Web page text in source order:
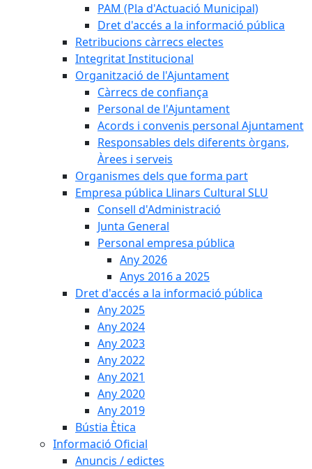
PAM (Pla d'Actuació Municipal)
Dret d'accés a la informació pública
Retribucions càrrecs electes
Integritat Institucional
Organització de l'Ajuntament
Càrrecs de confiança
Personal de l'Ajuntament
Acords i convenis personal Ajuntament
Responsables dels diferents òrgans,
Àrees i serveis
Organismes dels que forma part
Empresa pública Llinars Cultural SLU
Consell d'Administració
Junta General
Personal empresa pública
Any 2026
Anys 2016 a 2025
Dret d'accés a la informació pública
Any 2025
Any 2024
Any 2023
Any 2022
Any 2021
Any 2020
Any 2019
Bústia Ètica
Informació Oficial
Anuncis / edictes